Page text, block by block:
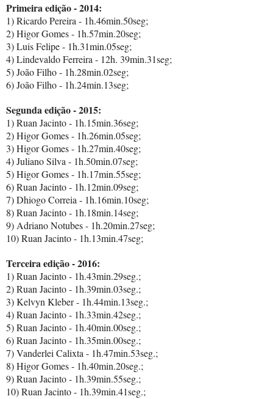
Primeira edição - 2014:
1) Ricardo Pereira - 1h.46min.50seg;
2) Higor Gomes - 1h.57min.20seg;
3) Luis Felipe - 1h.31min.05seg;
4) Lindevaldo Ferreira - 12h. 39min.31seg;
5) João Filho - 1h.28min.02seg;
6) João Filho - 1h.24min.13seg;
Segunda edição - 2015:
1) Ruan Jacinto - 1h.15min.36seg;
2) Higor Gomes - 1h.26min.05seg;
3) Higor Gomes - 1h.27min.40seg;
4) Juliano Silva - 1h.50min.07seg;
5) Higor Gomes - 1h.17min.55seg;
6) Ruan Jacinto - 1h.12min.09seg;
7) Dhiogo Correia - 1h.16min.10seg;
8) Ruan Jacinto - 1h.18min.14seg;
9) Adriano Notubes - 1h.20min.27seg;
10) Ruan Jacinto - 1h.13min.47seg;
Terceira edição - 2016:
1) Ruan Jacinto - 1h.43min.29seg.;
2) Ruan Jacinto - 1h.39min.03seg.;
3) Kelvyn Kleber - 1h.44min.13seg.;
4) Ruan Jacinto - 1h.33min.42seg.;
5) Ruan Jacinto - 1h.40min.00seg.;
6) Ruan Jacinto - 1h.35min.00seg.;
7) Vanderlei Calixta - 1h.47min.53seg.;
8) Higor Gomes - 1h.40min.20seg.;
9) Ruan Jacinto - 1h.39min.55seg.;
10) Ruan Jacinto - 1h.39min.41seg.;